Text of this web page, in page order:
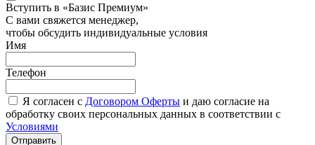
Вступить в «Базис Премиум»
С вами свяжется менеджер,
чтобы обсудить индивидуальные условия
Имя
Телефон
Я согласен с Договором Оферты и даю согласие на
обработку своих персональных данных в соответствии с
Условиями
Отправить